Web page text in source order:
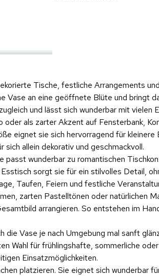
Tische, festliche Arrangements
Vase an eine geöffnete Blüte und bringt
und lässt sich wunderbar mit vielen
als zarter Akzent auf Fensterbank,
eignet sie sich hervorragend für
allein dekorativ und geschmackvoll.
wunderbar zu romantischen
sorgt sie für ein stilvolles Detail,
Taufen, Feiern und festliche
zarten Pastelltönen oder natürlichen
arrangieren. So entstehen im
Vase je nach Umgebung mal sanft
Wahl für frühlingshafte, sommerliche
Einsatzmöglichkeiten.
platzieren. Sie eignet sich